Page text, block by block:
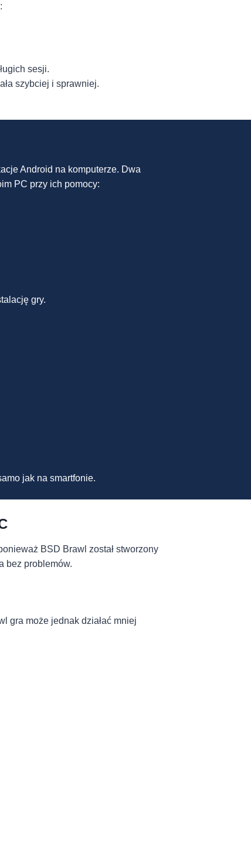
sesji.
szybciej i sprawniej.
Android na komputerze. Dwa
PC przy ich pomocy:
gry.
jak na smartfonie.
BSD Brawl został stworzony
bez problemów.
gra może jednak działać mniej